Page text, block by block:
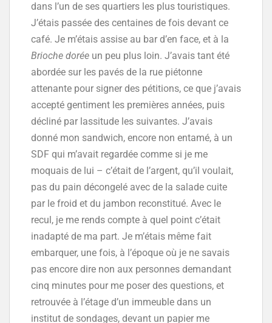
dans l’un de ses quartiers les plus touristiques.
J’étais passée des centaines de fois devant ce
café. Je m’étais assise au bar d’en face, et à la
Brioche dorée un peu plus loin. J’avais tant été
abordée sur les pavés de la rue piétonne
attenante pour signer des pétitions, ce que j’avais
accepté gentiment les premières années, puis
décliné par lassitude les suivantes. J’avais
donné mon sandwich, encore non entamé, à un
SDF qui m’avait regardée comme si je me
moquais de lui – c’était de l’argent, qu’il voulait,
pas du pain décongelé avec de la salade cuite
par le froid et du jambon reconstitué. Avec le
recul, je me rends compte à quel point c’était
inadapté de ma part. Je m’étais même fait
embarquer, une fois, à l’époque où je ne savais
pas encore dire non aux personnes demandant
cinq minutes pour me poser des questions, et
retrouvée à l’étage d’un immeuble dans un
institut de sondages, devant un papier me